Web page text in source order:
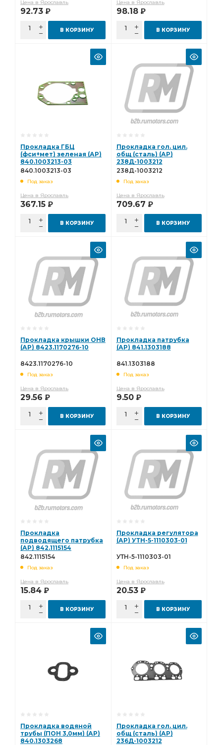
Цена в Ярославль
92.73 Р
В КОРЗИНУ
Цена в Ярославль
98.18 Р
В КОРЗИНУ
Прокладка ГБЦ
(фси+мет) зеленая (АР)
840.1003213-03
840.1003213-03
Под заказ
Цена в Ярославль
367.15 Р
В КОРЗИНУ
Прокладка гол. цил.
общ (сталь) (АР)
238Д-1003212
238Д-1003212
Под заказ
Цена в Ярославль
709.67 Р
В КОРЗИНУ
Прокладка крышки ОНВ
(АР) 8423.1170276-10
8423.1170276-10
Под заказ
Цена в Ярославль
29.56 Р
В КОРЗИНУ
Прокладка патрубка
(АР) 841.1303188
841.1303188
Под заказ
Цена в Ярославль
9.50 Р
В КОРЗИНУ
Прокладка
подводящего патрубка
(АР) 842.1115154
842.1115154
Под заказ
Цена в Ярославль
15.84 Р
В КОРЗИНУ
Прокладка регулятора
(АР) УТН-5-1110303-01
УТН-5-1110303-01
Под заказ
Цена в Ярославль
20.53 Р
В КОРЗИНУ
Прокладка водяной
трубы (ПОН 3,0мм) (АР)
840.1303268
Прокладка гол. цил.
общ (сталь) (АР)
236Д-1003212